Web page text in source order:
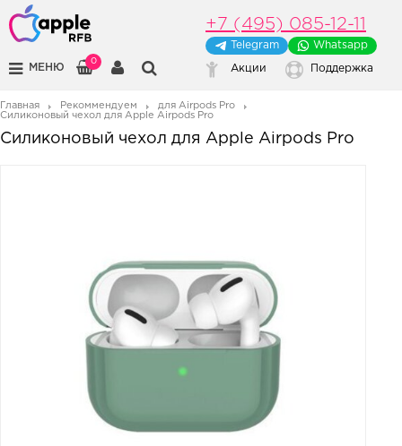
МЕНЮ
0
+7 (495) 085-12-11
Telegram Whatsapp
Акции Поддержка
Главная Рекоммендуем
для Airpods Pro
Силиконовый чехол для Apple Airpods Pro
Силиконовый чехол для Apple Airpods Pro